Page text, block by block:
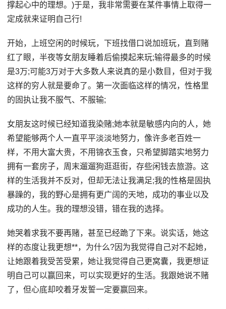
撑起心中的理想。)于是，我非常需要在某件事情上取得一
定成就来证明自己行!
开始，上班空闲的时候玩，下班找借口说加班玩，直到赌
红了眼，半夜等女朋友睡着后偷摸起来玩;输得最多的时候
是3万;可能3万对于大多数人来说真的是小数目，但对于我
这样的穷人就是要命了。第一次面临这样的情况，性格里
的固执让我不服气、不服输;
女朋友这时候已经知道我染赌;她本就是敏感内向的人，她
希望能够两个人一直平平淡淡地努力，像许多老百姓一
样，不用大富大贵，不用锦衣玉食，只希望脚踏实地努力
拥有一套房子，周末遛遛狗逛逛街，存些闲钱去旅游。这
样的生活我并不反对，但却无法让我满足;我的性格是固执
暴躁的，我的野心是拥有更广阔的天地，成功的事业以及
成功的人生。我的理想没错，错在我的选择。
她哭着求我不要再赌，甚至已经跪了下来。说实话，她这
样的态度让我更想**，为什么?因为我觉得自己对不起她，
让她跟着我受苦受累，她让我觉得自己更窝囊，我更想证
明自己可以赢回来，可以实现更好的生活。我跟她说不赌
了，但心底却咬着牙发誓一定要赢回来。